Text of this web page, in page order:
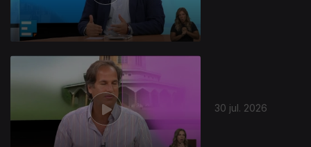
30 jul. 2026